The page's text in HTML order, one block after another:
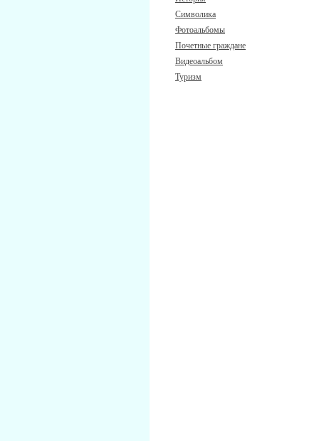
Символика
Фотоальбомы
Почетные граждане
Видеоальбом
Туризм